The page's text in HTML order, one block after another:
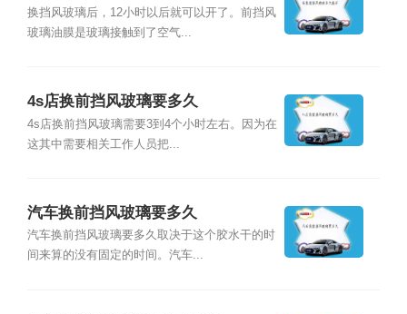
换挡风玻璃后，12小时以后就可以开了。前挡风
玻璃油膜是玻璃接触到了空气...
4s店换前挡风玻璃要多久
4s店换前挡风玻璃需要3到4个小时左右。因为在
这其中需要相关工作人员把...
汽车换前挡风玻璃要多久
汽车换前挡风玻璃要多久取决于这个胶水干的时
间来算的没有固定的时间。汽车...